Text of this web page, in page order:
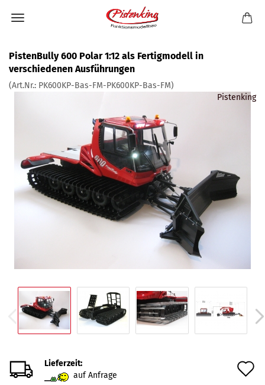
PistenBully 600 Polar 1:12 als Fertigmodell in
verschiedenen Ausführungen
(Art.Nr.: PK600KP-Bas-FM-PK600KP-Bas-FM)
Pistenking
Lieferzeit:
auf Anfrage